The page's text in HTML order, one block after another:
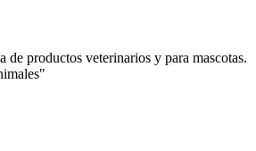
productos veterinarios y para mascotas.